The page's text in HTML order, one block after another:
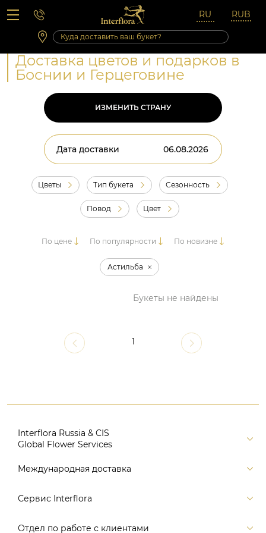
Вопросы-ответы
Сб 10:00 ‐ 14:00
Выходные и праздничные дни
Доставка цветов и подарков в
Боснии и Герцеговине
ИЗМЕНИТЬ СТРАНУ
Дата доставки
Цветы Тип букета Сезонность
Повод Цвет
По цене По популярности По новизне
Астильба
Букеты не найдены
1
Interflora Russia & CIS
Global Flower Services
Версия для печати
Поиск
Международная доставка
Россия
Сервис Interflora
Заказ и оплата
Отдел по работе с клиентами